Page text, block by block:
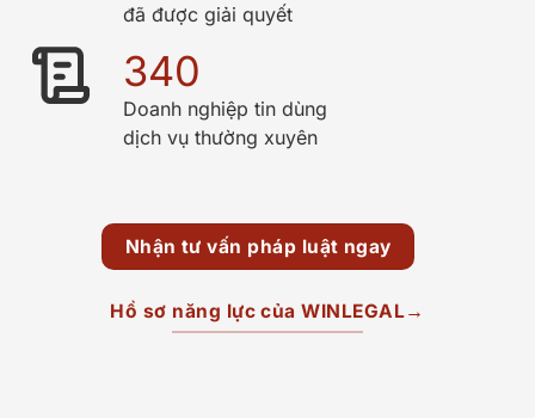
đã được giải quyết
340
Doanh nghiệp tin dùng
dịch vụ thường xuyên
Nhận tư vấn pháp luật ngay
Hồ sơ năng lực của WINLEGAL→